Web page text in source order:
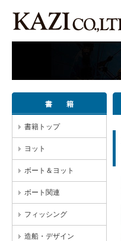
書 籍
書籍トップ
ヨット
ボート＆ヨット
ボート関連
フィッシング
造船・デザイン